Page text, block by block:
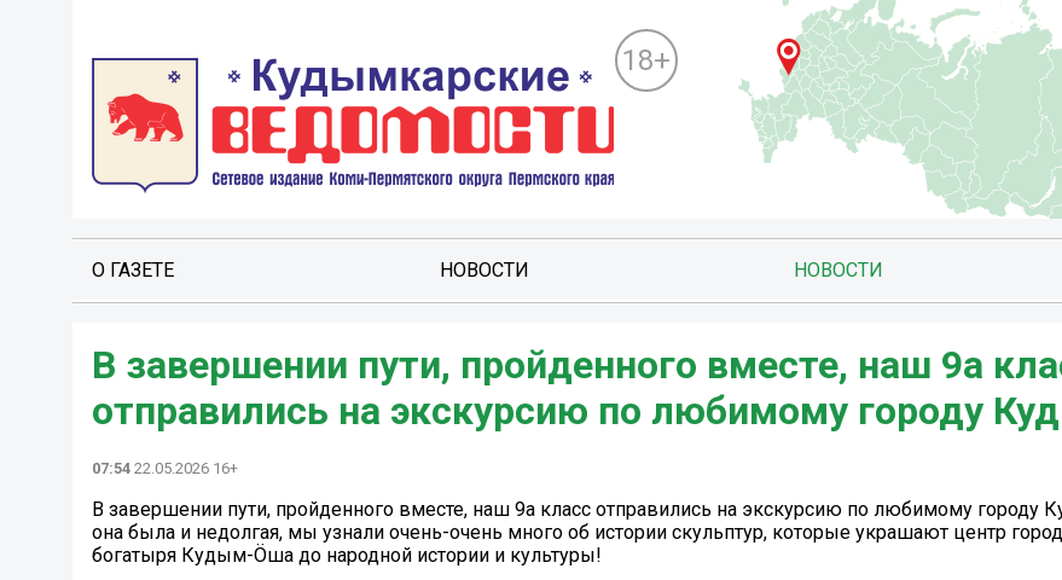
18+
О ГАЗЕТЕ НОВОСТИ НОВОСТИ
В завершении пути, пройденного вместе, наш 9а
отправились на экскурсию по любимому городу
07:54 22.05.2026 16+
В завершении пути, пройденного вместе, наш 9а класс отправились на экскурсию по любимому городу
она была и недолгая, мы узнали очень-очень много об истории скульптур, которые украшают центр
богатыря Кудым-Öша до народной истории и культуры!